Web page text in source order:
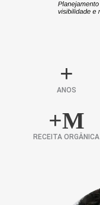
+
ANOS
+M
RECEITA ORGÂNICA